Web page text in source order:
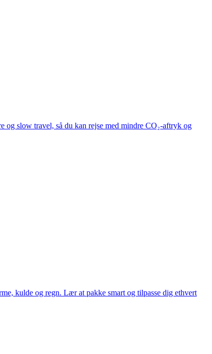
og slow travel, så du kan rejse med mindre CO₂-aftryk og
kulde og regn. Lær at pakke smart og tilpasse dig ethvert